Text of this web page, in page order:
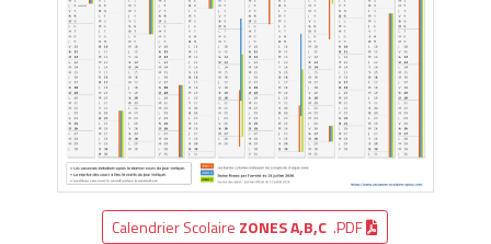
Calendrier Scolaire ZONES A,B,C .PDF